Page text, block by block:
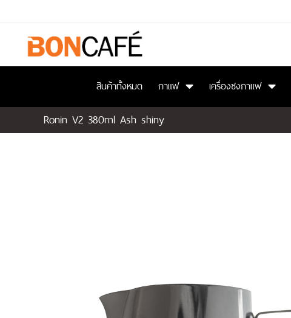
สินค้าทั้งหมด กาแฟ เครื่องชงกาแฟ
Ronin V2 380ml Ash shiny